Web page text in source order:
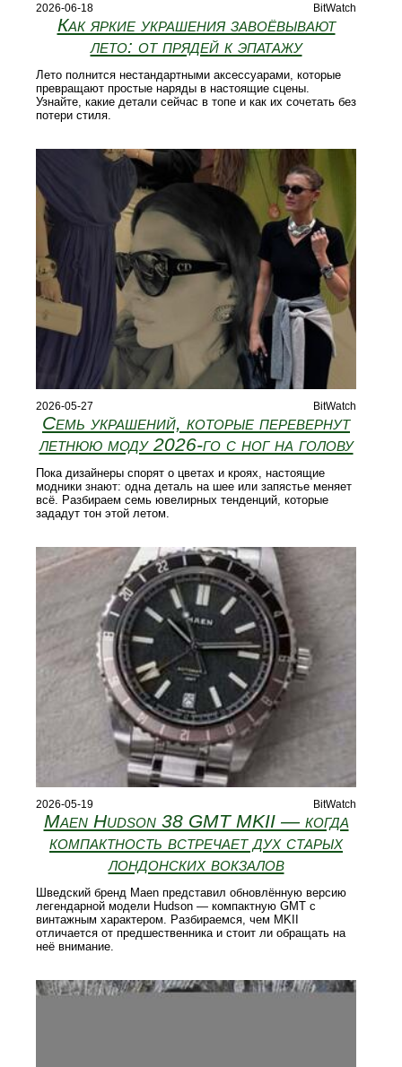
2026-06-18 BitWatch
Как яркие украшения завоёвывают
лето: от прядей к эпатажу
Лето полнится нестандартными аксессуарами, которые
превращают простые наряды в настоящие сцены.
Узнайте, какие детали сейчас в топе и как их сочетать без
потери стиля.
2026-05-27 BitWatch
Семь украшений, которые перевернут
летнюю моду 2026-го с ног на голову
Пока дизайнеры спорят о цветах и кроях, настоящие
модники знают: одна деталь на шее или запястье меняет
всё. Разбираем семь ювелирных тенденций, которые
зададут тон этой летом.
2026-05-19 BitWatch
Maen Hudson 38 GMT MKII — когда
компактность встречает дух старых
лондонских вокзалов
Шведский бренд Maen представил обновлённую версию
легендарной модели Hudson — компактную GMT с
винтажным характером. Разбираемся, чем MKII
отличается от предшественника и стоит ли обращать на
неё внимание.